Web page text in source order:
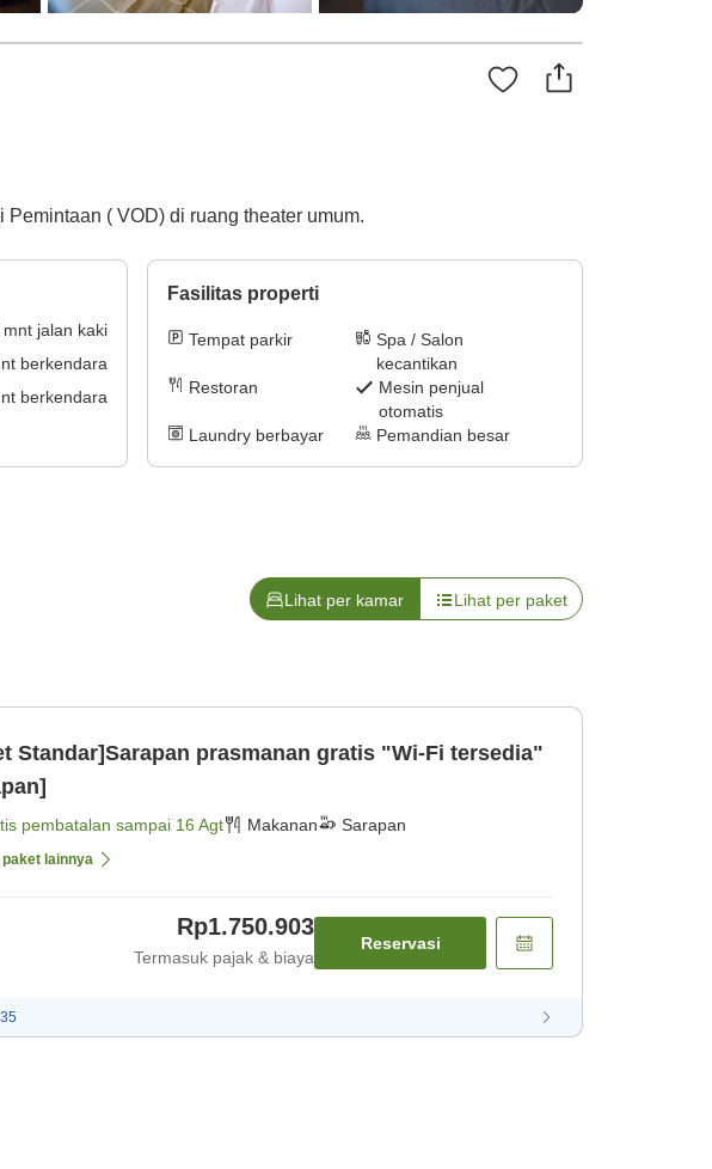
( VOD) di ruang theater umum.
jalan kaki
berkendara
berkendara
Fasilitas properti
Tempat parkir
Spa / Salon
kecantikan
Restoran
Mesin penjual
otomatis
Laundry berbayar
Pemandian besar
Lihat per kamar Lihat per paket
Standar]Sarapan prasmanan gratis "Wi-Fi tersedia"
pembatalan sampai 16 Agt Makanan Sarapan
paket lainnya
Rp1.750.903
Termasuk pajak & biaya
Reservasi